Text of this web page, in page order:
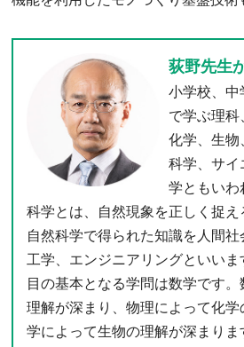
荻野先生
小学校、中
で学ぶ理科
化学、生物
科学、サイ
学ともいわ
科学とは、自然現象を正しく捉え
自然科学で得られた知識を人間
工学、エンジニアリングといい
目の基本となる学問は数学です
理解が深まり、物理によって化
学によって生物の理解が深まりま